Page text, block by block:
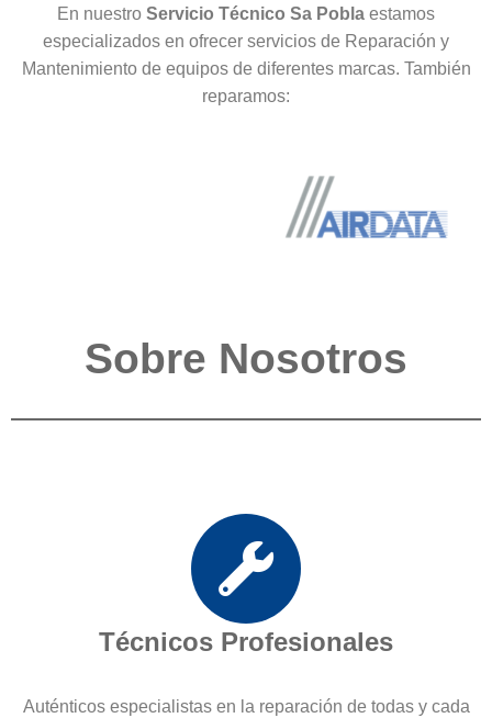
En nuestro Servicio Técnico Sa Pobla estamos
especializados en ofrecer servicios de Reparación y
Mantenimiento de equipos de diferentes marcas. También
reparamos:
Sobre Nosotros
Técnicos Profesionales
Auténticos especialistas en la reparación de todas y cada